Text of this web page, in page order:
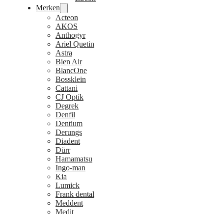
Merken
Acteon
AKOS
Anthogyr
Ariel Quetin
Astra
Bien Air
BlancOne
Bossklein
Cattani
CJ Optik
Degrek
Denfil
Dentium
Derungs
Diadent
Dürr
Hamamatsu
Ingo-man
Kia
Lumick
Frank dental
Meddent
Medit